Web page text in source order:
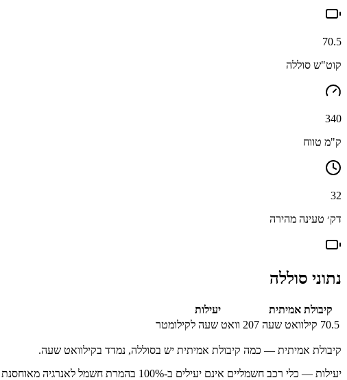
70.5
קוט"ש סוללה
340
ק"מ טווח
32
דק׳ טעינה מהירה
נתוני סוללה
קיבולת אמיתית
יעילות
70.5 קילוואט שעה 207 וואט שעה לקילומטר
קיבולת אמיתית — כמה קיבולת אמיתית יש בסוללה, נמדד בקילוואט שעה.
יעילות — כלי רכב חשמליים אינם יעילים ב-100% בהמרת חשמל לאנרגיה מאוחסנת עקב הפסדים בתהליך הטעינה.